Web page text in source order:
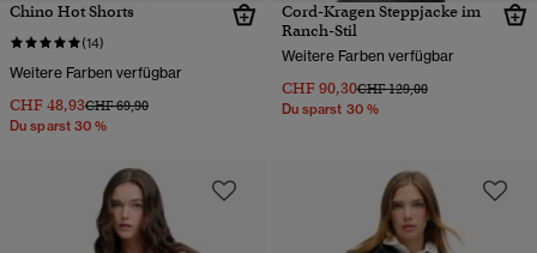
Chino Hot Shorts
(14)
Weitere Farben verfügbar
CHF 48,93Preis wurde reduziert von
CHF 69,90bis
Du sparst 30 %
Cord-Kragen Steppjacke im
Ranch-Stil
Weitere Farben verfügbar
CHF 90,30Preis wurde reduziert von
CHF 129,00bis
Du sparst 30 %